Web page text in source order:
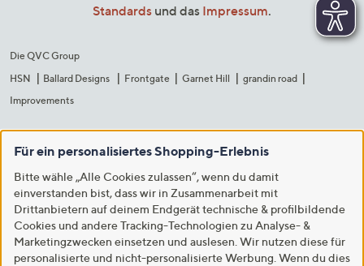
Standards und das Impressum.
Die QVC Group
HSN
Ballard Designs Frontgate Garnet Hill
grandin road
Improvements
Für ein personalisiertes Shopping-Erlebnis
Bitte wähle „Alle Cookies zulassen“, wenn du damit
einverstanden bist, dass wir in Zusammenarbeit mit
Drittanbietern auf deinem Endgerät technische & profilbildende
Cookies und andere Tracking-Technologien zu Analyse- &
Marketingzwecken einsetzen und auslesen. Wir nutzen diese für
personalisierte und nicht-personalisierte Werbung. Wenn du dies